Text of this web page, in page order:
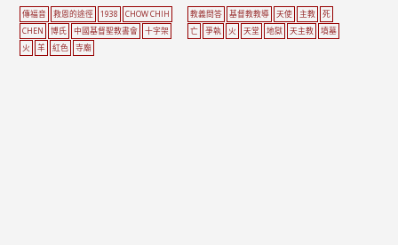
傳福音 救恩的途徑 1938
CHOW CHIH
CHEN
博氏 中國基督聖教書會
十字架
火
羊 紅色 寺廟
教義問答 基督教教導 天使 主教
死
亡
爭執 火 天堂 地獄 天主教 墳墓